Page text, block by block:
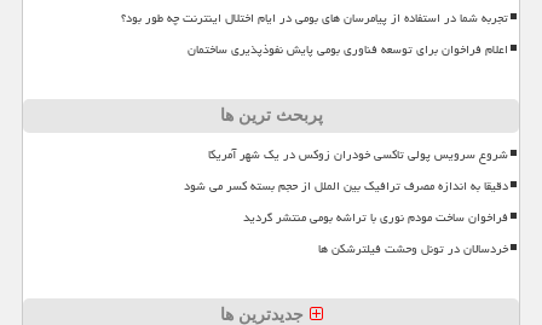
تجربه شما در استفاده از پیامرسان های بومی در ایام اختلال اینترنت چه طور بود؟
اعلام فراخوان برای توسعه فناوری بومی پایش نفوذپذیری ساختمان
پربحث ترین ها
شروع سرویس پولی تاکسی خودران زوکس در یک شهر آمریکا
دقیقا به اندازه مصرف ترافیک بین الملل از حجم بسته کسر می شود
فراخوان ساخت مودم نوری با تراشه بومی منتشر گردید
خردسالان در تونل وحشت فیلترشکن ها
جدیدترین ها